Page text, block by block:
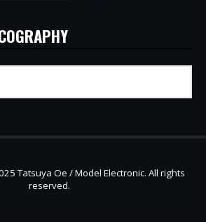
Tatsuya Oe / Model Electronic. All rights
reserved.